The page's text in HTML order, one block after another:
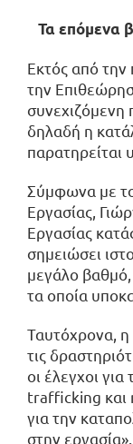
Τα επόμενα
Εκτός από την
την
συνεχιζόμενη
δηλαδή η
παρατηρείται
Σύμφωνα με
Εργασίας,
Εργασίας
σημειώσει
μεγάλο
τα οποία
Ταυτόχρονα,
τις
οι έλεγχοι
trafficking και
για την
στην εργασία».